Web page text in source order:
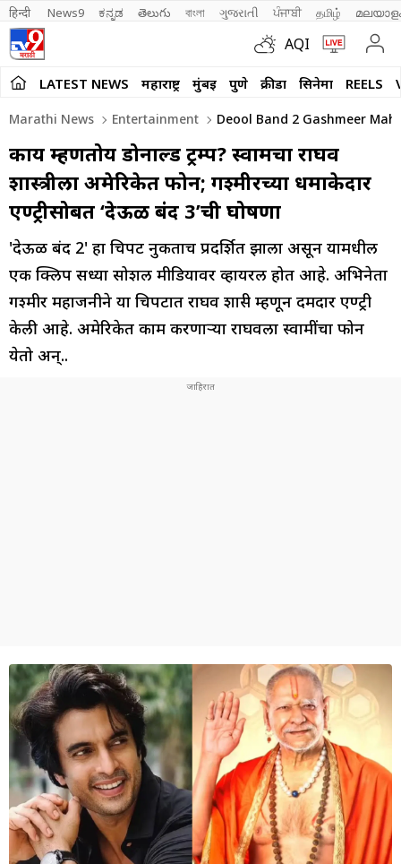
हिन्दी News9 ಕನ್ನಡ తెలుగు বাংলা ગુજરાતી ਪੰਜਾਬੀ தமிழ்
AQI
LATEST NEWS महाराष्ट्र मुंबई पुणे क्रीडा सिनेमा REELS
Marathi News Entertainment Deool Band 2 Gashmeer
काय म्हणतोय डोनाल्ड ट्रम्प? स्वामींचा राघव
शास्त्रीला अमेरिकेत फोन; गश्मीरच्या धमाकेदार
एण्ट्रीसोबत ‘देऊळ बंद 3’ची घोषणा
'देऊळ बंद 2' हा चित्रपट नुकताच प्रदर्शित झाला असून यामधील
एक क्लिप सध्या सोशल मीडियावर व्हायरल होत आहे. अभिनेता
गश्मीर महाजनीने या चित्रपटात राघव शास्त्री म्हणून दमदार एण्ट्री
केली आहे. अमेरिकेत काम करणाऱ्या राघवला स्वामींचा फोन
येतो अन्..